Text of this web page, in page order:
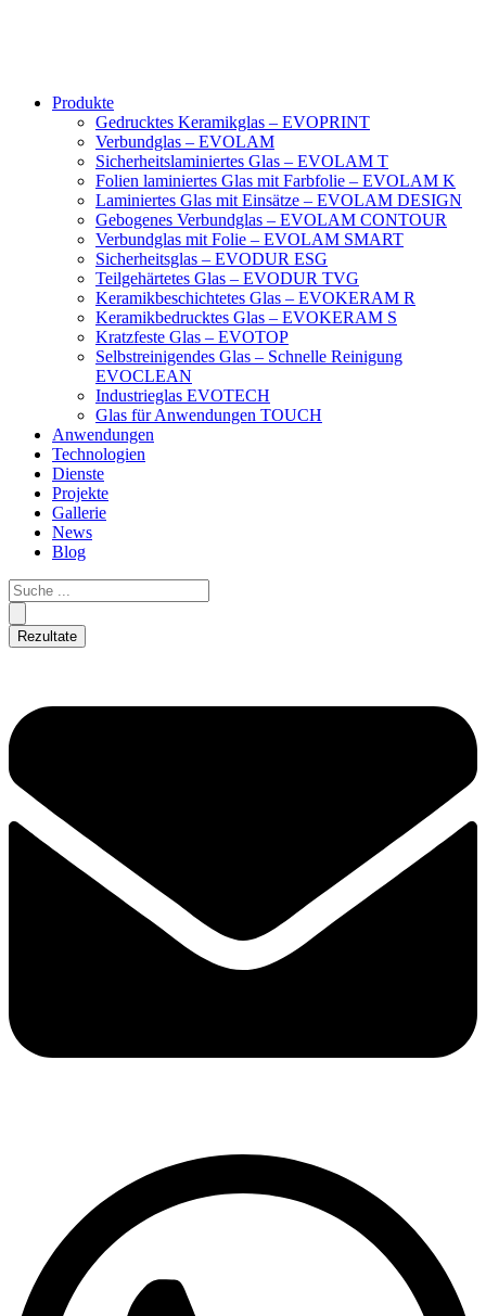
Produkte
Gedrucktes Keramikglas – EVOPRINT
Verbundglas – EVOLAM
Sicherheitslaminiertes Glas – EVOLAM T
Folien laminiertes Glas mit Farbfolie – EVOLAM K
Laminiertes Glas mit Einsätze – EVOLAM DESIGN
Gebogenes Verbundglas – EVOLAM CONTOUR
Verbundglas mit Folie – EVOLAM SMART
Sicherheitsglas – EVODUR ESG
Teilgehärtetes Glas – EVODUR TVG
Keramikbeschichtetes Glas – EVOKERAM R
Keramikbedrucktes Glas – EVOKERAM S
Kratzfeste Glas – EVOTOP
Selbstreinigendes Glas – Schnelle Reinigung
EVOCLEAN
Industrieglas EVOTECH
Glas für Anwendungen TOUCH
Anwendungen
Technologien
Dienste
Projekte
Gallerie
News
Blog
Rezultate